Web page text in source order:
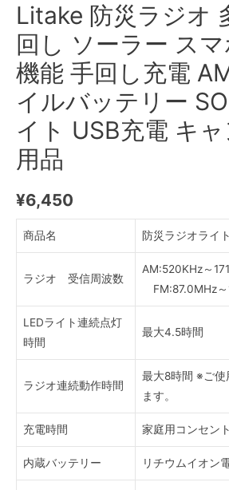
Litake 防災ラジオ
回し ソーラー ス
機能 手回し充電
イルバッテリー
イト USB充電 キ
用品
¥6,450
商品名 防災ラジオライト
ラジオ 受信周波数
AM:520KHz～
FM:87.0MHz
LEDライト連続点灯
時間
最大4.5時間
ラジオ連続動作時間
最大8時間 ※ご使
ます。
充電時間 家庭用コンセン
内蔵バッテリー リチウムイオン